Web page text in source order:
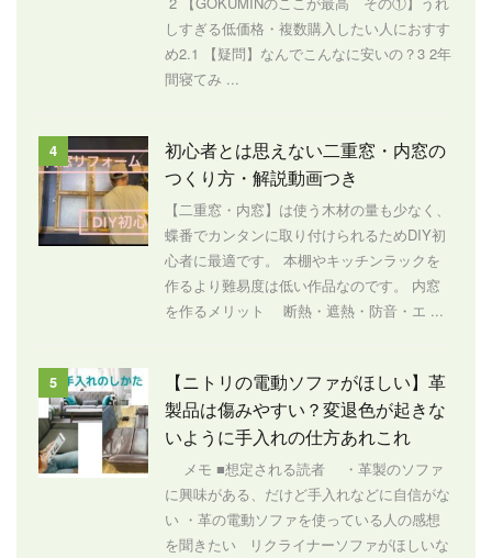
しすぎる低価格・複数購入したい人におすす
め2.1 【疑問】なんでこんなに安いの？3 2年
間寝てみ ...
4
初心者とは思えない二重窓・内窓の
つくり方・解説動画つき
【二重窓・内窓】は使う木材の量も少なく、
蝶番でカンタンに取り付けられるためDIY初
心者に最適です。 本棚やキッチンラックを
作るより難易度は低い作品なのです。 内窓
を作るメリット 断熱・遮熱・防音・エ ...
5
【ニトリの電動ソファがほしい】革
製品は傷みやすい？変退色が起きな
いように手入れの仕方あれこれ
メモ ■想定される読者 ・革製のソファ
に興味がある、だけど手入れなどに自信がな
い ・革の電動ソファを使っている人の感想
を聞きたい リクライナーソファがほしいな